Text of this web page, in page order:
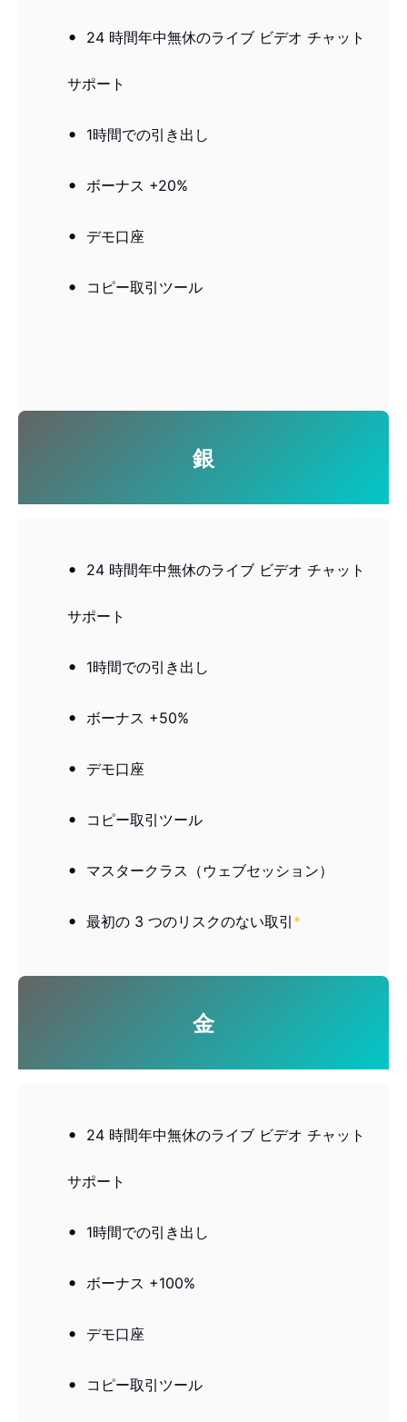
24 時間年中無休のライブ ビデオ チャット
サポート
1時間での引き出し
ボーナス +20%
デモ口座
コピー取引ツール
銀
24 時間年中無休のライブ ビデオ チャット
サポート
1時間での引き出し
ボーナス +50%
デモ口座
コピー取引ツール
マスタークラス（ウェブセッション）
最初の 3 つのリスクのない取引 *
金
24 時間年中無休のライブ ビデオ チャット
サポート
1時間での引き出し
ボーナス +100%
デモ口座
コピー取引ツール